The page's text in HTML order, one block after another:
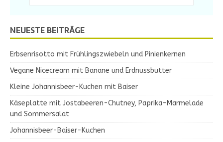
NEUESTE BEITRÄGE
Erbsenrisotto mit Frühlingszwiebeln und Pinienkernen
Vegane Nicecream mit Banane und Erdnussbutter
Kleine Johannisbeer-Kuchen mit Baiser
Käseplatte mit Jostabeeren-Chutney, Paprika-Marmelade
und Sommersalat
Johannisbeer-Baiser-Kuchen